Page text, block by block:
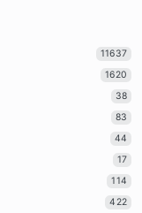
11637
1620
38
83
44
17
114
422